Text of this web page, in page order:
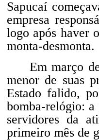
Sapucaí
empresa
logo após haver
monta-desmonta.
Em março
menor de suas
Estado falido,
bomba-relógio: a
servidores da
primeiro mês de